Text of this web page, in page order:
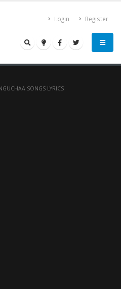
Login Register
SONGS LYRICS